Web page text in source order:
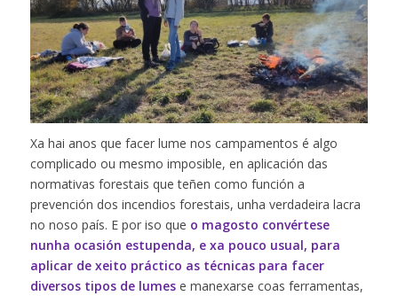
Xa hai anos que facer lume nos campamentos é algo
complicado ou mesmo imposible, en aplicación das
normativas forestais que teñen como función a
prevención dos incendios forestais, unha verdadeira lacra
no noso país. E por iso que o magosto convértese
nunha ocasión estupenda, e xa pouco usual, para
aplicar de xeito práctico as técnicas para facer
diversos tipos de lumese manexarse coas ferramentas,